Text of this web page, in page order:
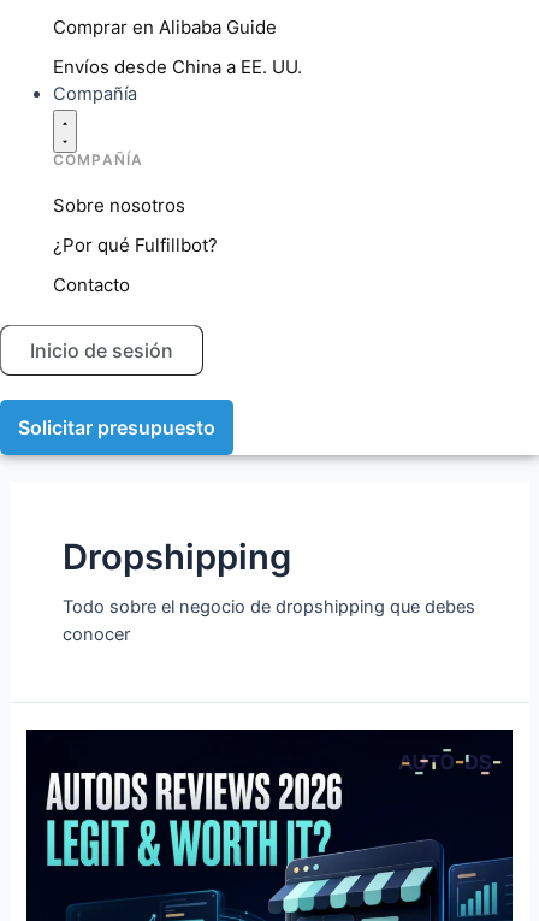
Comprar en Alibaba Guide
Envíos desde China a EE. UU.
Compañía
COMPAÑÍA
Sobre nosotros
¿Por qué Fulfillbot?
Contacto
Inicio de sesión
Solicitar presupuesto
Dropshipping
Todo sobre el negocio de dropshipping que debes
conocer